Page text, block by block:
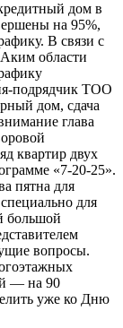
дом в
на 95%,
В связи с
Аким области
подрядчик ТОО
дом, сдача
глава
квартир двух
«7-20-25».
пятна для
для
большой
вопросы.
— на 90
уже ко Дню